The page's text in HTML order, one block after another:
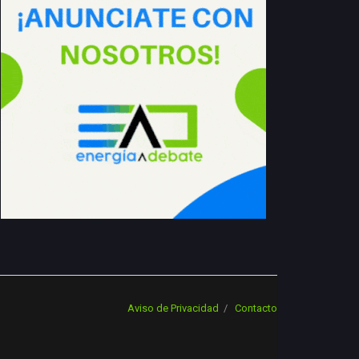
Aviso de Privacidad Contacto